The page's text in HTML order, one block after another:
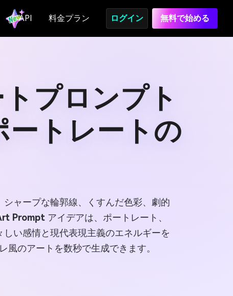
API 料金プラン ログイン 無料で始める
プロンプト
トレートの
ャープな輪郭線、くすんだ色彩、劇的
Prompt アイデアは、ポートレート、
い感情と現代表現主義のエネルギーを
のアートを数秒で生成できます。